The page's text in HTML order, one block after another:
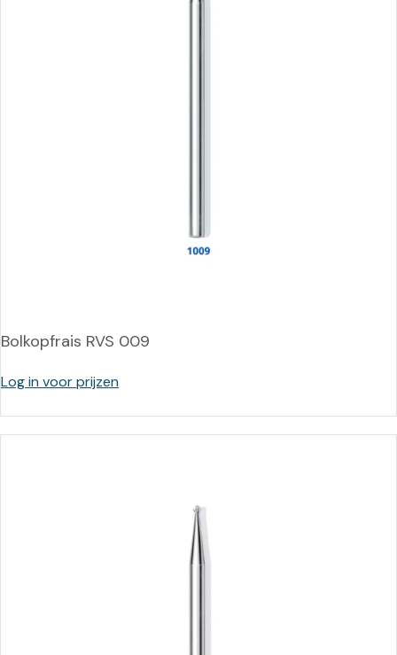
Bolkopfrais RVS 009
Log in voor prijzen